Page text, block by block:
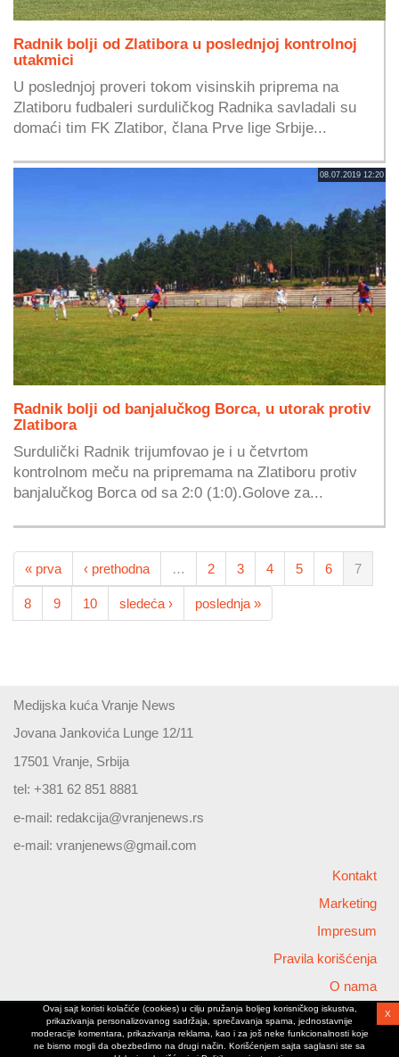
Radnik bolji od Zlatibora u poslednjoj kontrolnoj
utakmici
U poslednjoj proveri tokom visinskih priprema na
Zlatiboru fudbaleri surduličkog Radnika savladali su
domaći tim FK Zlatibor, člana Prve lige Srbije...
08.07.2019 12:20
Radnik bolji od banjalučkog Borca, u utorak protiv
Zlatibora
Surdulički Radnik trijumfovao je i u četvrtom
kontrolnom meču na pripremama na Zlatiboru protiv
banjalučkog Borca od sa 2:0 (1:0).Golove za...
« prva ‹ prethodna … 2 3 4 5 6 7
8 9 10 sledeća › poslednja »
Medijska kuća Vranje News
Jovana Jankovića Lunge 12/11
17501 Vranje, Srbija
tel: +381 62 851 8881
e-mail: redakcija@vranjenews.rs
e-mail: vranjenews@gmail.com
Kontakt
Marketing
Impresum
Pravila korišćenja
O nama
Copyright © 2026 Vranjenews
All rights reserved
www.vranjenews.rs
Ovaj sajt koristi kolačiće (cookies) u cilju pružanja boljeg korisničkog iskustva,
prikazivanja personalizovanog sadržaja, sprečavanja spama, jednostavnije
moderacije komentara, prikazivanja reklama, kao i za još neke funkcionalnosti koje
ne bismo mogli da obezbedimo na drugi način. Korišćenjem sajta saglasni ste sa
X